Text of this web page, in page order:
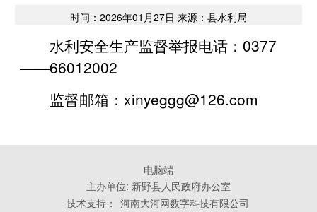
时间：2026年01月27日 来源：县水利局
水利安全生产监督举报电话：0377
——66012002
监督邮箱：xinyeggg@126.com
电脑端
主办单位: 新野县人民政府办公室
技术支持： 河南大河网数字科技有限公司